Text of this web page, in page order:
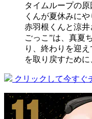
タイムループの
くんが夏休みに
赤羽根くんと涼
ごっこ”は、真夏
り、終わりを迎
を取り戻すために
クリックして今すぐ